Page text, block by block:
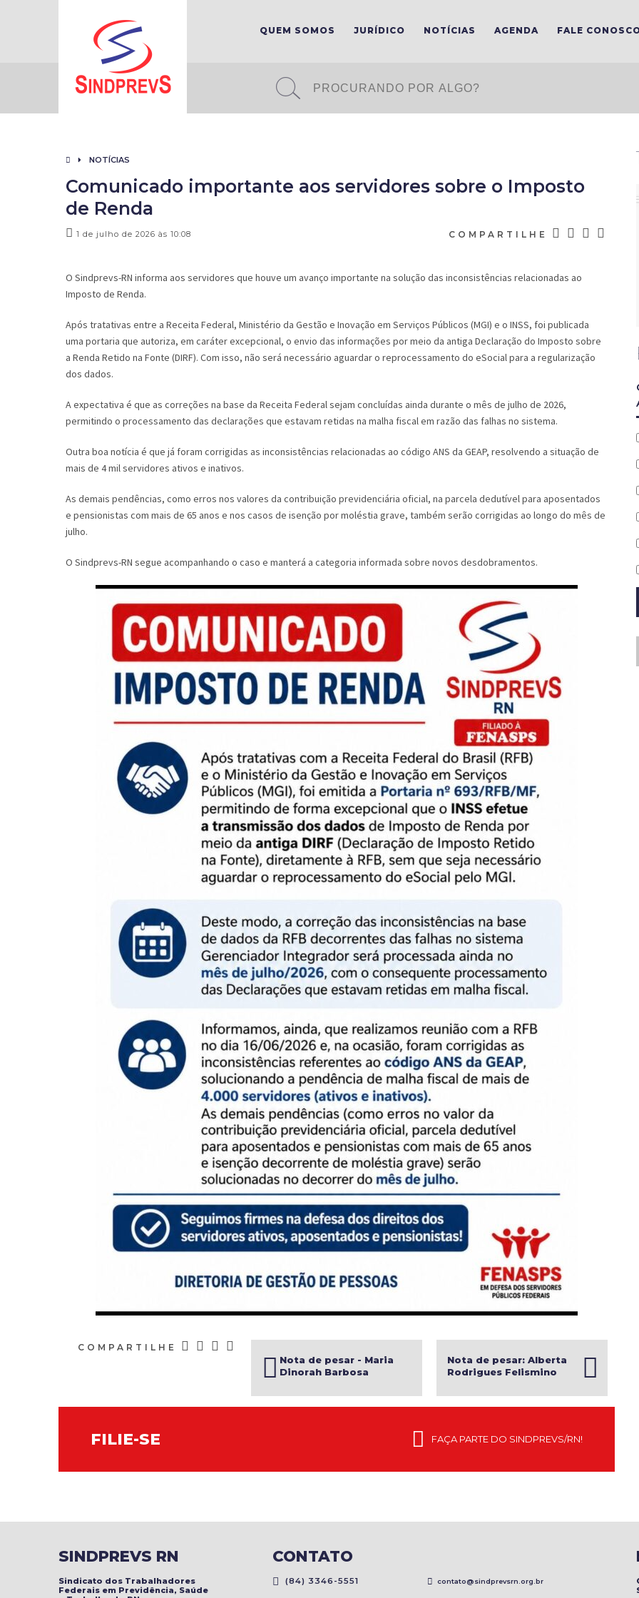
QUEM SOMOS JURÍDICO NOTÍCIAS AGENDA FALE
NOTÍCIAS
Comunicado importante aos servidores sobre o Imposto
de Renda
1 de julho de 2026 às 10:08 COMPARTILHE
O Sindprevs-RN informa aos servidores que houve um avanço importante na solução das inconsistências relacionadas ao
Imposto de Renda.
Após tratativas entre a Receita Federal, Ministério da Gestão e Inovação em Serviços Públicos (MGI) e o INSS, foi publicada
uma portaria que autoriza, em caráter excepcional, o envio das informações por meio da antiga Declaração do Imposto sobre
a Renda Retido na Fonte (DIRF). Com isso, não será necessário aguardar o reprocessamento do eSocial para a regularização
dos dados.
A expectativa é que as correções na base da Receita Federal sejam concluídas ainda durante o mês de julho de 2026,
permitindo o processamento das declarações que estavam retidas na malha fiscal em razão das falhas no sistema.
Outra boa notícia é que já foram corrigidas as inconsistências relacionadas ao código ANS da GEAP, resolvendo a situação de
mais de 4 mil servidores ativos e inativos.
As demais pendências, como erros nos valores da contribuição previdenciária oficial, na parcela dedutível para aposentados
e pensionistas com mais de 65 anos e nos casos de isenção por moléstia grave, também serão corrigidas ao longo do mês de
julho.
O Sindprevs-RN segue acompanhando o caso e manterá a categoria informada sobre novos desdobramentos.
COMPARTILHE
Nota de pesar - Maria
Dinorah Barbosa
Nota de pesar: Alberta
Rodrigues Felismino
FILIE-SE FAÇA PARTE DO SINDPREVS/RN!
SINDPREVS RN
Sindicato dos Trabalhadores
Federais em Previdência, Saúde
CONTATO
(84) 3346-5551 contato@sindprevsrn.org.br